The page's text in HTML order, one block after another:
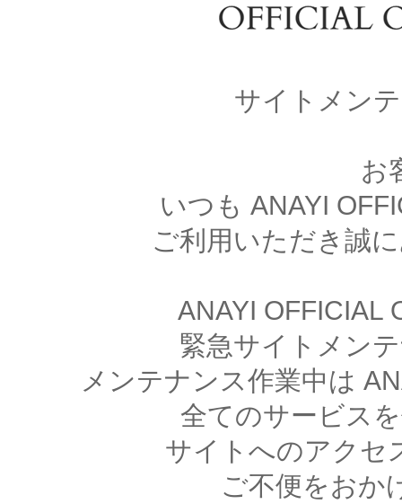
サイトメン
お
いつも ANAYI
ご利用いただき誠
ANAYI OFFICIAL
緊急サイトメン
メンテナンス作業中は
全てのサービス
サイトへのアクセ
ご不便をおか